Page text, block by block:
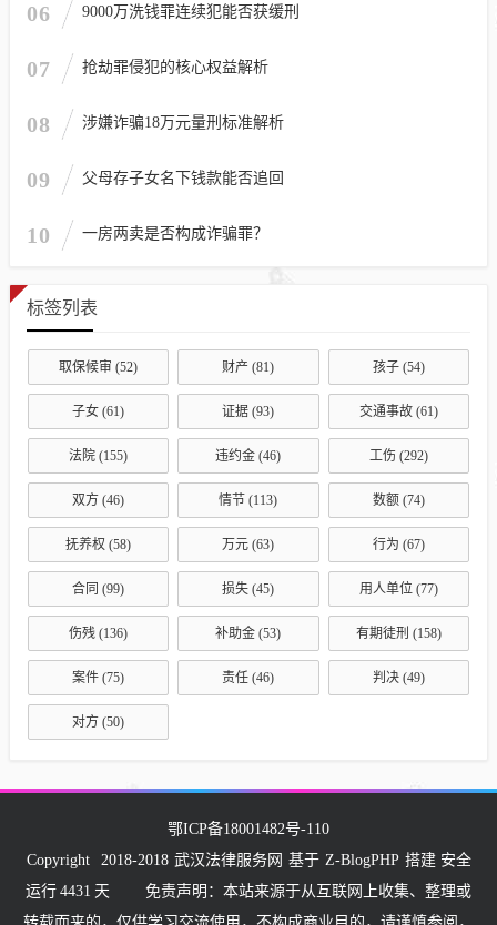
06 9000万洗钱罪连续犯能否获缓刑
07 抢劫罪侵犯的核心权益解析
08 涉嫌诈骗18万元量刑标准解析
09 父母存子女名下钱款能否追回
10 一房两卖是否构成诈骗罪？
标签列表
取保候审 (52) 财产 (81) 孩子(54)
子女 (61) 证据 (93) 交通事故(61)
法院 (155) 违约金 (46) 工伤(292)
双方 (46) 情节 (113) 数额 (74)
抚养权 (58) 万元 (63) 行为 (67)
合同 (99) 损失 (45) 用人单位(77)
伤残 (136) 补助金 (53) 有期徒刑 (158)
案件 (75) 责任 (46) 判决(49)
对方 (50)
鄂ICP备18001482号-110
Copyright
2018-2018 武汉法律服务网 基于 Z-BlogPHP 搭建 安全
运行 4431 天
免责声明：本站来源于从互联网上收集、整理或